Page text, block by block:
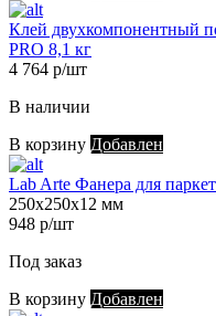
Клей двухкомпонентный
PRO 8,1 кг
4 764 р/шт
В наличии
В корзину Добавлен
Lab Arte Фанера для
250х250х12 мм
948 р/шт
Под заказ
В корзину Добавлен